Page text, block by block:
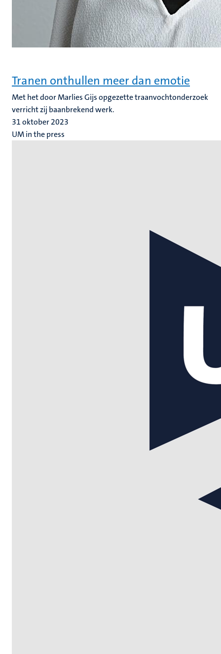
Tranen onthullen meer dan emotie
Met het door Marlies Gijs opgezette traanvochtonderzoek
verricht zij baanbrekend werk.
31 oktober 2023
UM in the press